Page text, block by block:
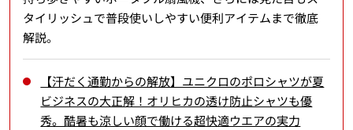
タイリッシュで普段使いしやすい便利アイテムまで徹底
解説。
【汗だく通勤からの解放】ユニクロのポロシャツが夏
ビジネスの大正解！オリヒカの透け防止シャツも優
秀。酷暑も涼しい顔で働ける超快適ウエアの実力